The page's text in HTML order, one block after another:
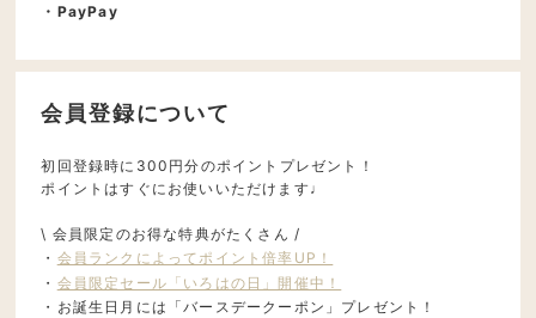
・PayPay
会員登録について
初回登録時に300円分のポイントプレゼント！
ポイントはすぐにお使いいただけます♩
\ 会員限定のお得な特典がたくさん /
・ 会員ランクによってポイント倍率UP！
・ 会員限定セール「いろはの日」開催中！
・お誕生日月には「バースデークーポン」プレゼント！